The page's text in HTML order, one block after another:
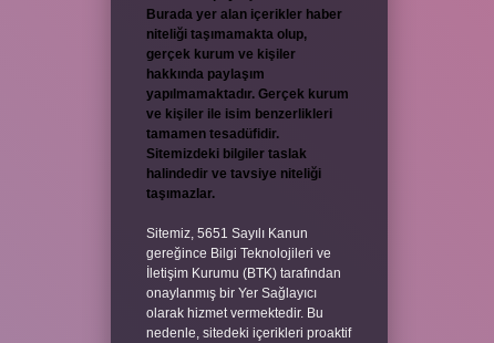
Burada yer alan içerikler haber
niteliği taşımamakta olup,
gerçek kurum ve kişiler
hakkında paylaşım
yapılmamaktadır. Gerçek kurum
ve kişiler ile isim benzerlikleri
tamamen tesadüfidir.
Sitemizdeki bilgiler taslak
halindedir ve tavsiye niteliği
taşımazlar.
Sitemiz, 5651 Sayılı Kanun
gereğince Bilgi Teknolojileri ve
İletişim Kurumu (BTK) tarafından
onaylanmış bir Yer Sağlayıcı
olarak hizmet vermektedir. Bu
nedenle, sitedeki içerikleri proaktif